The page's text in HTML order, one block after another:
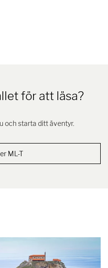
för att läsa?
och starta ditt äventyr.
ML-T